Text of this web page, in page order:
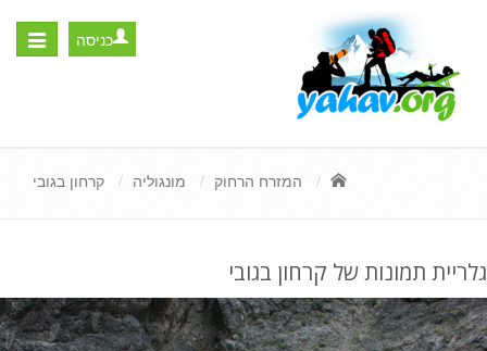
Toggle
כניסה
המזרח הרחוק מונגוליה קרחון בגובי
גלריית תמונות של קרחון בגובי